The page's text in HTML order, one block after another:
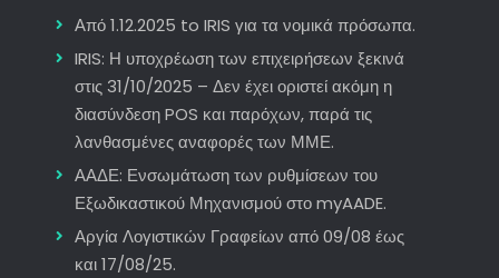
Από 1.12.2025 to IRIS για τα νομικά πρόσωπα.
IRIS: Η υποχρέωση των επιχειρήσεων ξεκινά
στις 31/10/2025 – Δεν έχει οριστεί ακόμη η
διασύνδεση POS και παρόχων, παρά τις
λανθασμένες αναφορές των ΜΜΕ.
ΑΑΔΕ: Ενσωμάτωση των ρυθμίσεων του
Εξωδικαστικού Μηχανισμού στο myAADE.
Αργία Λογιστικών Γραφείων από 09/08 έως
και 17/08/25.